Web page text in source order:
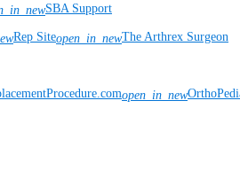
SBA Support
Rep Siteopen_in_newThe Arthrex Surgeon
open_in_new